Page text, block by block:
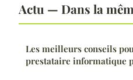
Actu — Dans la
Les meilleurs conseils
prestataire informatique